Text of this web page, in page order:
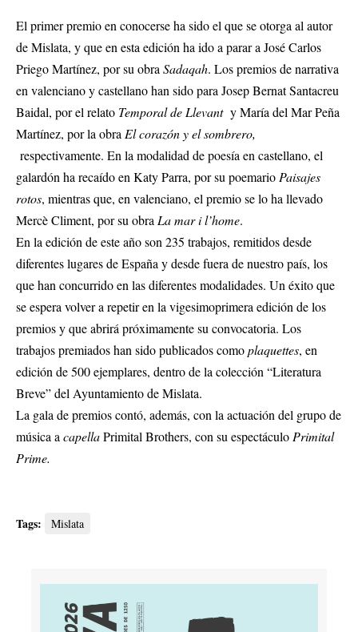
El primer premio en conocerse ha sido el que se otorga al autor
de Mislata, y que en esta edición ha ido a parar a José Carlos
Priego Martínez, por su obraSadaqah. Los premios de narrativa
en valenciano y castellano han sido para Josep Bernat Santacreu
Baidal, por el relato Temporal de Llevant y María del Mar Peña
Martínez, por la obraEl corazón y el sombrero,
respectivamente. En la modalidad de poesía en castellano, el
galardón ha recaído en Katy Parra, por su poemarioPaisajes
rotos, mientras que, en valenciano, el premio se lo ha llevado
Mercè Climent, por su obraLa mar i l’home.
En la edición de este año son 235 trabajos, remitidos desde
diferentes lugares de España y desde fuera de nuestro país, los
que han concurrido en las diferentes modalidades. Un éxito que
se espera volver a repetir en la vigesimoprimera edición de los
premios y que abrirá próximamente su convocatoria. Los
trabajos premiados han sido publicados comoplaquettes, en
edición de 500 ejemplares, dentro de la colección “Literatura
Breve” del Ayuntamiento de Mislata.
La gala de premios contó, además, con la actuación del grupo de
música acapellaPrimital Brothers, con su espectáculoPrimital
Prime.
Tags: Mislata